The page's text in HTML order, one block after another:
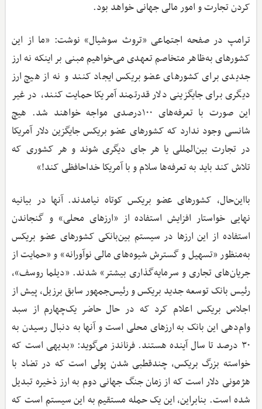
کردن تجارت و امور مالی جهانی خواهد بود.
ترامپ در صفحه اجتماعی «تروث سوشیال» نوشت: «ما از این
کشورهای به‌ظاهر متخاصم تعهدی می‌خواهیم مبنی بر اینکه نه ارز
جدیدی برای کشورهای عضو بریکس ایجاد کنند و نه از هیچ ارز
دیگری برای جایگزینی دلار قدرتمند آمریکا حمایت کنند، در غیر
این صورت با تعرفه‌های ۱۰۰درصدی مواجه خواهند شد. هیچ
شانسی وجود ندارد که کشورهای عضو بریکس جایگزین دلار آمریکا
در تجارت بین‌المللی یا هر جای دیگری شوند و هر کشوری که
تلاش کند باید به تعرفه‌ها سلام و با آمریکا خداحافظی کند!»
بااین‌حال، کشورهای عضو بریکس کوتاه نیامدند. آنها در بیانیه
نهایی خواستار افزایش استفاده از «ارزهای محلی» و گنجاندن
استفاده از این ارزها در سیستم بین‌بانکی کشورهای عضو بریکس
به‌منظور «تسهیل و گسترش شیوه‌های مالی نوآورانه» و «حمایت از
جریان‌های تجاری و سرمایه‌گذاری بیشتر» شدند. «دیلما روسف»،
رئیس بانک توسعه جدید بریکس و رئیس‌جمهور سابق برزیل، پیش از
اجلاس بریکس اعلام کرد که در حال حاضر یک‌چهارم از سبد
وام‌دهی این بانک به ارزهای محلی است و آنها به دنبال رسیدن به
۳۰ درصد تا سال آینده هستند. فرناندز می‌گوید: «بدیهی است که
خواسته بزرگ بریکس، چندقطبی شدن پولی است که در تضاد با
هژمونی دلار است که از زمان جنگ جهانی دوم به ارز ذخیره تبدیل
شده است. بنابراین، این یک حمله مستقیم به این سیستم است که